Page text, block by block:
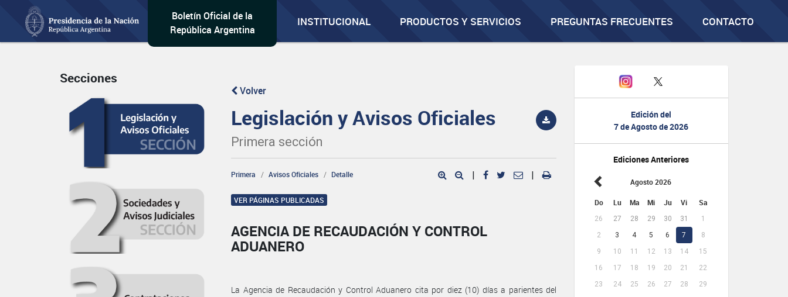
Boletín Oficial de la
República Argentina
INSTITUCIONAL PRODUCTOS Y SERVICIOS PREGUNTAS FRECUENTES CONTACTO
Edición del
7 de Agosto de 2026
Ediciones Anteriores
Agosto 2026
Do Lu Ma Mi Ju Vi Sa
26 27 28 29 30 31
1
2
3 4 5 6 7
8
9
10 11 12 13 14
15
16
17 18 19 20 21
22
23
24 25 26 27 28
29
Secciones
Volver
Legislación y Avisos Oficiales
Primera sección
Primera Avisos Oficiales Detalle | |
VER PÁGINAS PUBLICADAS
AGENCIA DE RECAUDACIÓN Y CONTROL
ADUANERO
La Agencia de Recaudación y Control Aduanero cita por diez (10) días a parientes del